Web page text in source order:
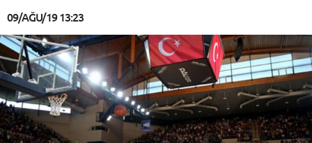
09/AĞU/19 13:23